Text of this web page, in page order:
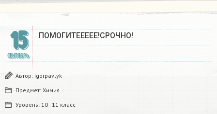
15
СЕНТЯБРЬ
ПОМОГИТЕЕЕЕЕ!СРОЧНО!
Автор: igorpavlyk
Предмет: Химия
Уровень: 10 - 11 класс